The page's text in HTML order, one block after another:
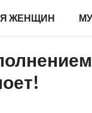
ЖЕНЩИН